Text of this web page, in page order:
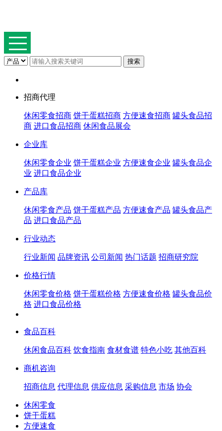
招商代理
休闲零食招商 饼干蛋糕招商 方便速食招商 罐头食品招
商 进口食品招商 休闲食品展会
企业库
休闲零食企业 饼干蛋糕企业 方便速食企业 罐头食品企
业 进口食品企业
产品库
休闲零食产品 饼干蛋糕产品 方便速食产品 罐头食品产
品 进口食品产品
行业动态
行业新闻 品牌资讯 公司新闻 热门话题 招商研究院
价格行情
休闲零食价格 饼干蛋糕价格 方便速食价格 罐头食品价
格 进口食品价格
食品百科
休闲食品百科 饮食指南 食材食谱 特色小吃 其他百科
商机咨询
招商信息 代理信息 供应信息 采购信息 市场 协会
休闲零食
饼干蛋糕
方便速食